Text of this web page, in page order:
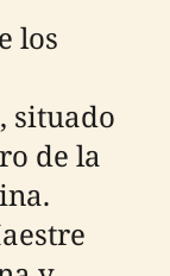
los
situado
de la